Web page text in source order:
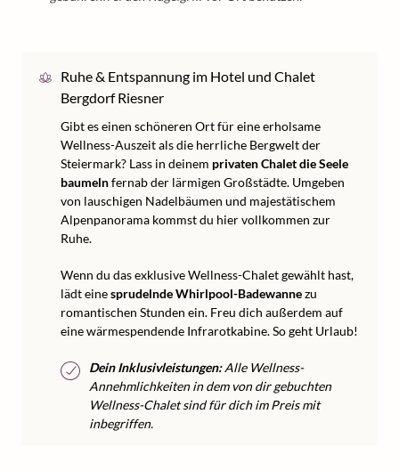
Ruhe & Entspannung im Hotel und Chalet
Bergdorf Riesner
Gibt es einen schöneren Ort für eine erholsame
Wellness-Auszeit als die herrliche Bergwelt der
Steiermark? Lass in deinem privaten Chalet die Seele
baumelnfernab der lärmigen Großstädte. Umgeben
von lauschigen Nadelbäumen und majestätischem
Alpenpanorama kommst du hier vollkommen zur
Ruhe.
Wenn du das exklusive Wellness-Chalet gewählt hast,
lädt einesprudelnde Whirlpool-Badewannezu
romantischen Stunden ein. Freu dich außerdem auf
eine wärmespendende Infrarotkabine. So geht Urlaub!
Dein Inklusivleistungen:Alle Wellness-
Annehmlichkeiten in dem von dir gebuchten
Wellness-Chalet sind für dich im Preis mit
inbegriffen.